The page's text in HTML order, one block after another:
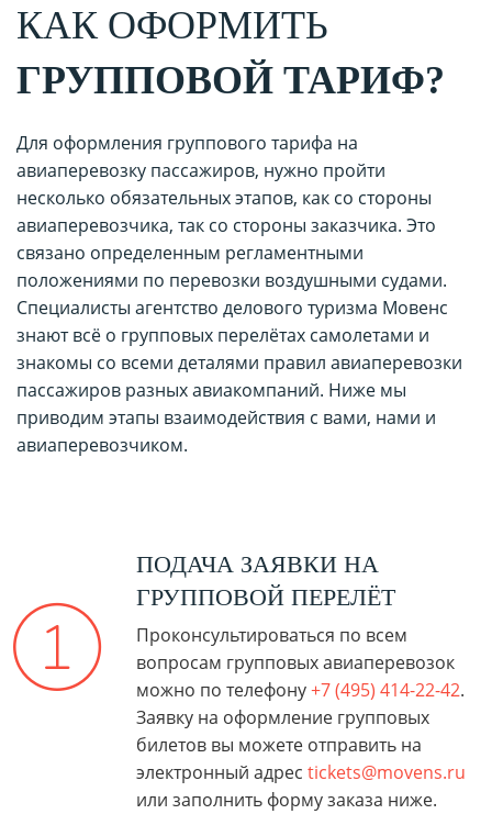
КАК ОФОРМИТЬ
ГРУППОВОЙ ТАРИФ?
Для оформления группового тарифа на
авиаперевозку пассажиров, нужно пройти
несколько обязательных этапов, как со стороны
авиаперевозчика, так со стороны заказчика. Это
связано определенным регламентными
положениями по перевозки воздушными судами.
Специалисты агентство делового туризма Мовенс
знают всё о групповых перелётах самолетами и
знакомы со всеми деталями правил авиаперевозки
пассажиров разных авиакомпаний. Ниже мы
приводим этапы взаимодействия с вами, нами и
авиаперевозчиком.
ПОДАЧА ЗАЯВКИ НА
ГРУППОВОЙ ПЕРЕЛЁТ
Проконсультироваться по всем
вопросам групповых авиаперевозок
можно по телефону+7 (495) 414-22-42.
Заявку на оформление групповых
билетов вы можете отправить на
электронный адрес tickets@movens.ru
или заполнить форму заказа ниже.